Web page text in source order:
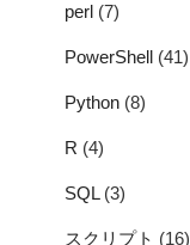
perl (7)
PowerShell (41)
Python (8)
R (4)
SQL(3)
スクリプト (16)